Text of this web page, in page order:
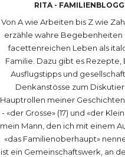
RITA -
Von A wie Arbeiten bis Z wie
erzähle wahre Begebenheiten
facettenreichen Leben als
Familie. Dazu gibt es Rezepte,
Ausflugstipps und
Denkanstösse zum
Hauptrollen meiner
- «der Grosse» (17) und «der
mein Mann, den ich mit einem
«das Familienoberhaupt»
ist ein Gemeinschaftswerk, an